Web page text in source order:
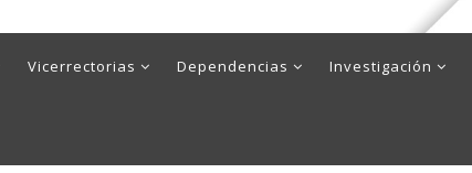
Vicerrectorias Dependencias Investigación